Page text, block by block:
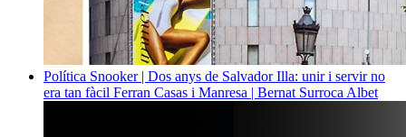
Política Snooker | Dos anys de Salvador Illa: unir i servir no
era tan fàcil Ferran Casas i Manresa | Bernat Surroca Albet